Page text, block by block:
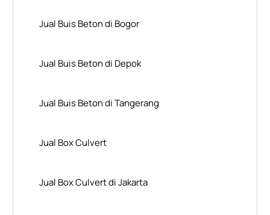
Jual Buis Beton di Bogor
Jual Buis Beton di Depok
Jual Buis Beton di Tangerang
Jual Box Culvert
Jual Box Culvert di Jakarta